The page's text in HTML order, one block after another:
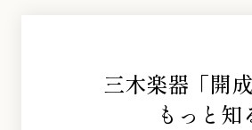
三木楽器「開
もっと知